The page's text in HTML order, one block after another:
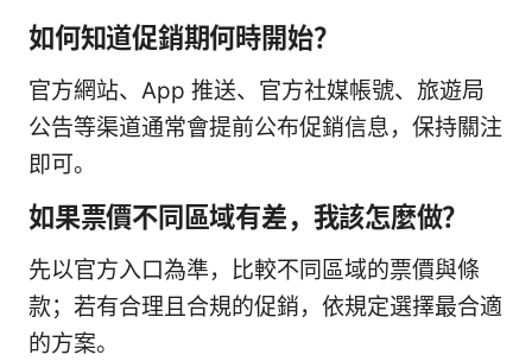
如何知道促銷期何時開始？
官方網站、App 推送、官方社媒帳號、旅遊局
公告等渠道通常會提前公布促銷信息，保持關注
即可。
如果票價不同區域有差，我該怎麼做？
先以官方入口為準，比較不同區域的票價與條
款；若有合理且合規的促銷，依規定選擇最合適
的方案。